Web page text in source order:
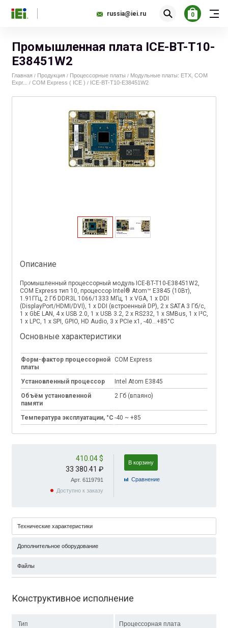
russia@iei.ru 0
Промышленная плата ICE-BT-T10-
E38451W2
Главная / Продукция / Процессорные платы / Модульные платы: ETX, COM
Expr...
/ COM Express ( ICE ) / ICE-BT-T10-E38451W2
Описание
Промышленный процессорный модуль ICE-BT-T10-E38451W2,
COM Express тип 10, процессор Intel® Atom™ E3845 (10Вт),
1.91ГГц, 2 Гб DDR3L 1066/1333 MГц, 1 х VGA, 1 х DDI
(DisplayPort/HDMI/DVI), 1 x DDI (встроенный DP), 2 x SATA 3 Гб/с,
1 х GbE LAN, 4 x USB 2.0, 1 x USB 3.2, 2 х RS232, 1 х SMBus, 1 х I²C,
1 х LPC, 1 х SPI, GPIO, HD Audio, 3 x PCIe x1, -40…+85°C
Основные характеристики
Форм-фактор процессорной
платы
COM Express
Установленный процессор
Intel Atom E3845
Объём установленной
памяти
2 Гб (впаянo)
Температура эксплуатации, °C -40 ~ +85
410.04 $
33 380.41 ₽
Арт. 6119791
Доступно к заказу
В корзину
Cравнение
Технические характеристики
Дополнительное оборудование
Файлы
Конструктивное исполнение
Тип Процессорная плата